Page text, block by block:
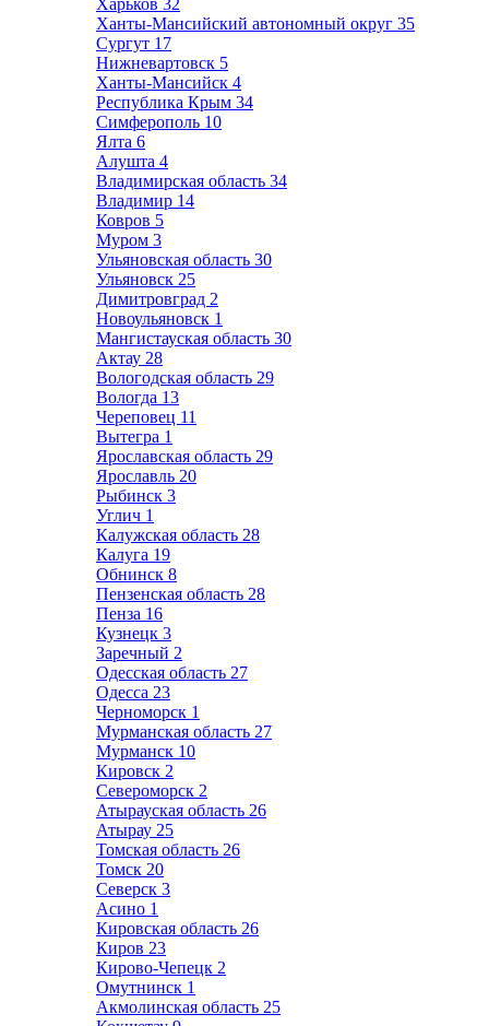
Харьков 32
Ханты-Мансийский автономный округ 35
Сургут 17
Нижневартовск 5
Ханты-Мансийск 4
Республика Крым 34
Симферополь 10
Ялта 6
Алушта 4
Владимирская область 34
Владимир 14
Ковров 5
Муром 3
Ульяновская область 30
Ульяновск 25
Димитровград 2
Новоульяновск 1
Мангистауская область 30
Актау 28
Вологодская область 29
Вологда 13
Череповец 11
Вытегра 1
Ярославская область 29
Ярославль 20
Рыбинск 3
Углич 1
Калужская область 28
Калуга 19
Обнинск 8
Пензенская область 28
Пенза 16
Кузнецк 3
Заречный 2
Одесская область 27
Одесса 23
Черноморск 1
Мурманская область 27
Мурманск 10
Кировск 2
Североморск 2
Атырауская область 26
Атырау 25
Томская область 26
Томск 20
Северск 3
Асино 1
Кировская область 26
Киров 23
Кирово-Чепецк 2
Омутнинск 1
Акмолинская область 25